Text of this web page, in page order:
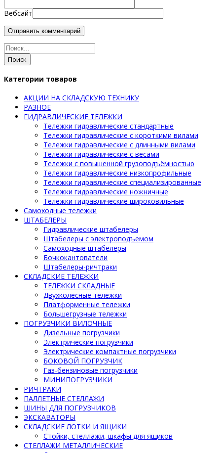
Вебсайт
Поиск
Категории товаров
АКЦИИ НА СКЛАДСКУЮ ТЕХНИКУ
РАЗНОЕ
ГИДРАВЛИЧЕСКИЕ ТЕЛЕЖКИ
Тележки гидравлические стандартные
Тележки гидравлические с короткими вилами
Тележки гидравлические с длинными вилами
Тележки гидравлические с весами
Тележки с повышенной грузоподъёмностью
Тележки гидравлические низкопрофильные
Тележки гидравлические специализированные
Тележки гидравлические ножничные
Тележки гидравлические широковильные
Самоходные тележки
ШТАБЕЛЕРЫ
Гидравлические штабелеры
Штабелеры с электроподъемом
Самоходные штабелеры
Бочкокантователи
Штабелеры-ричтраки
СКЛАДСКИЕ ТЕЛЕЖКИ
ТЕЛЕЖКИ СКЛАДНЫЕ
Двухколесные тележки
Платформенные тележки
Большегрузные тележки
ПОГРУЗЧИКИ ВИЛОЧНЫЕ
Дизельные погрузчики
Электрические погрузчики
Электрические компактные погрузчики
БОКОВОЙ ПОГРУЗЧИК
Газ-бензиновые погрузчики
МИНИПОГРУЗЧИКИ
РИЧТРАКИ
ПАЛЛЕТНЫЕ СТЕЛЛАЖИ
ШИНЫ ДЛЯ ПОГРУЗЧИКОВ
ЭКСКАВАТОРЫ
СКЛАДСКИЕ ЛОТКИ И ЯЩИКИ
Стойки, стеллажи, шкафы для ящиков
СТЕЛЛАЖИ МЕТАЛЛИЧЕСКИЕ